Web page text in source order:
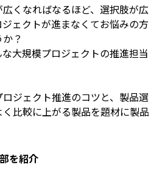
くなればなるほど、選択肢が広
ェクトが進まなくてお悩みの方
？
大規模プロジェクトの推進担当
ジェクト推進のコツと、製品選
比較に上がる製品を題材に製品
を紹介